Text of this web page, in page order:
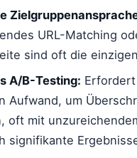
URL-Matching
sind oft die
A/B-Testing:
Aufwand, um
oft mit
signifikante